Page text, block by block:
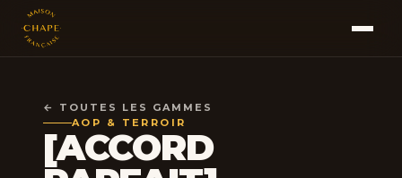
← TOUTES LES GAMMES
AOP & TERROIR
[ACCORD